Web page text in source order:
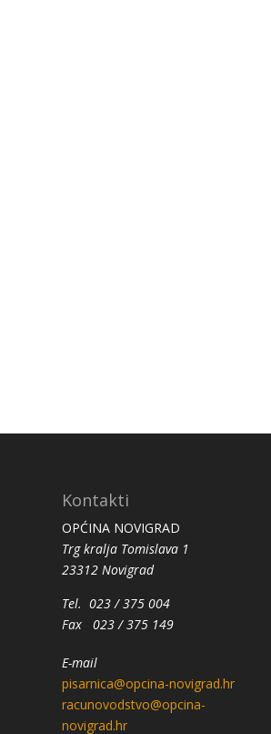
Kontakti
OPĆINA NOVIGRAD
Trg kralja Tomislava 1
23312 Novigrad
Tel. 023 / 375 004
Fax 023 / 375 149
E-mail
pisarnica@opcina-novigrad.hr
racunovodstvo@opcina-
novigrad.hr